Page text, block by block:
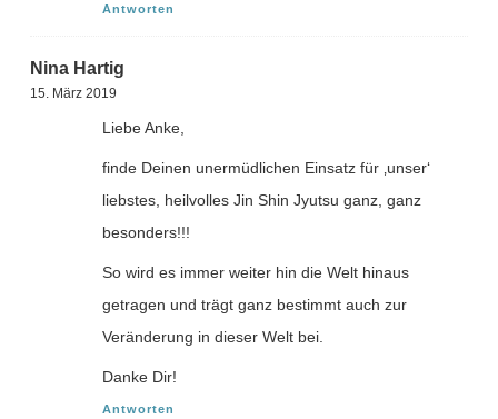
Antworten
Nina Hartig
15. März 2019
Liebe Anke,
finde Deinen unermüdlichen Einsatz für ‚unser‘
liebstes, heilvolles Jin Shin Jyutsu ganz, ganz
besonders!!!
So wird es immer weiter hin die Welt hinaus
getragen und trägt ganz bestimmt auch zur
Veränderung in dieser Welt bei.
Danke Dir!
Antworten